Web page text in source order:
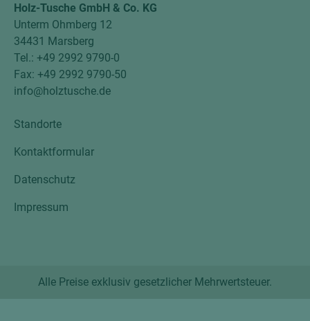
Holz-Tusche GmbH & Co. KG
Unterm Ohmberg 12
34431 Marsberg
Tel.: +49 2992 9790-0
Fax: +49 2992 9790-50
info@holztusche.de
Standorte
Kontaktformular
Datenschutz
Impressum
Alle Preise exklusiv gesetzlicher Mehrwertsteuer.